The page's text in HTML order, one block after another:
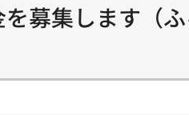
募集します（